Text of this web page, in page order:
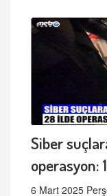
Siber
operasyon:
6 Mart 2025